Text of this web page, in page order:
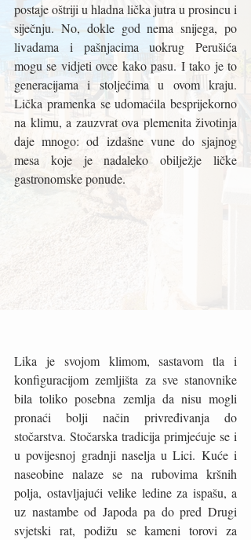
postaje oštriji u hladna lička jutra u prosincu i
siječnju. No, dokle god nema snijega, po
livadama i pašnjacima uokrug Perušića
mogu se vidjeti ovce kako pasu. I tako je to
generacijama i stoljećima u ovom kraju.
Lička pramenka se udomaćila besprijekorno
na klimu, a zauzvrat ova plemenita životinja
daje mnogo: od izdašne vune do sjajnog
mesa koje je nadaleko obilježje ličke
gastronomske ponude.
Lika je svojom klimom, sastavom tla i
konfiguracijom zemljišta za sve stanovnike
bila toliko posebna zemlja da nisu mogli
pronaći bolji način privređivanja do
stočarstva. Stočarska tradicija primjećuje se i
u povijesnoj gradnji naselja u Lici. Kuće i
naseobine nalaze se na rubovima kršnih
polja, ostavljajući velike ledine za ispašu, a
uz nastambe od Japoda pa do pred Drugi
svjetski rat, podižu se kameni torovi za